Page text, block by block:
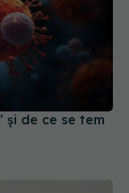
de ce se tem